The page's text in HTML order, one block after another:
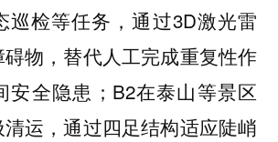
巡检等任务，通过3D激光雷
物，替代人工完成重复性作
安全隐患；B2在泰山等景区
运，通过四足结构适应陡峭